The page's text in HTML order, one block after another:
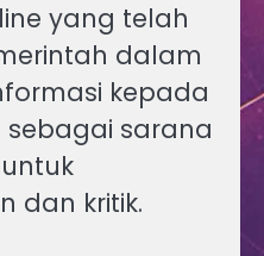
yang telah
dalam
kepada
sarana
dan kritik.